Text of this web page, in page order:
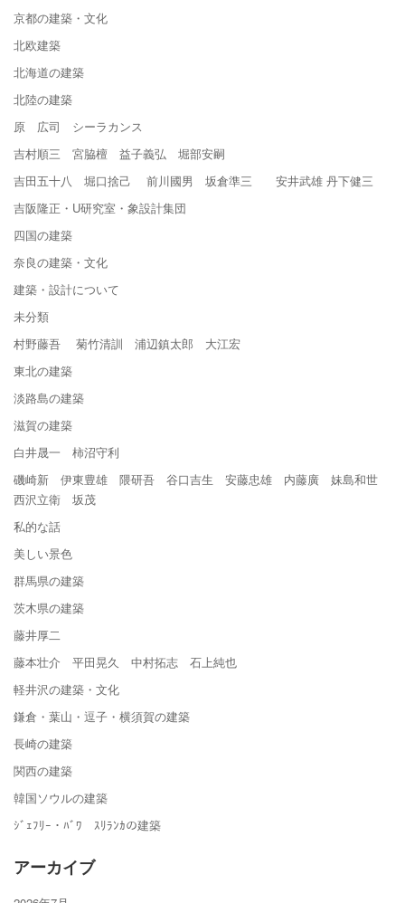
京都の建築・文化
北欧建築
北海道の建築
北陸の建築
原 広司 シーラカンス
吉村順三 宮脇檀 益子義弘 堀部安嗣
吉田五十八 堀口捨己 前川國男 坂倉準三 安井武雄 丹下健三
吉阪隆正・U研究室・象設計集団
四国の建築
奈良の建築・文化
建築・設計について
未分類
村野藤吾 菊竹清訓 浦辺鎮太郎 大江宏
東北の建築
淡路島の建築
滋賀の建築
白井晟一 柿沼守利
磯崎新 伊東豊雄 隈研吾 谷口吉生 安藤忠雄 内藤廣 妹島和世
西沢立衛 坂茂
私的な話
美しい景色
群馬県の建築
茨木県の建築
藤井厚二
藤本壮介 平田晃久 中村拓志 石上純也
軽井沢の建築・文化
鎌倉・葉山・逗子・横須賀の建築
長崎の建築
関西の建築
韓国ソウルの建築
ｼﾞｪﾌﾘｰ・ﾊﾞﾜ ｽﾘﾗﾝｶの建築
アーカイブ